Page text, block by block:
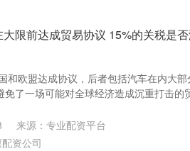
限前达成贸易协议 15%的关税是
和欧盟达成协议，后者包括汽车在内大
了一场可能对全球经济造成沉重打击的
来源：专业配资平台
资公司